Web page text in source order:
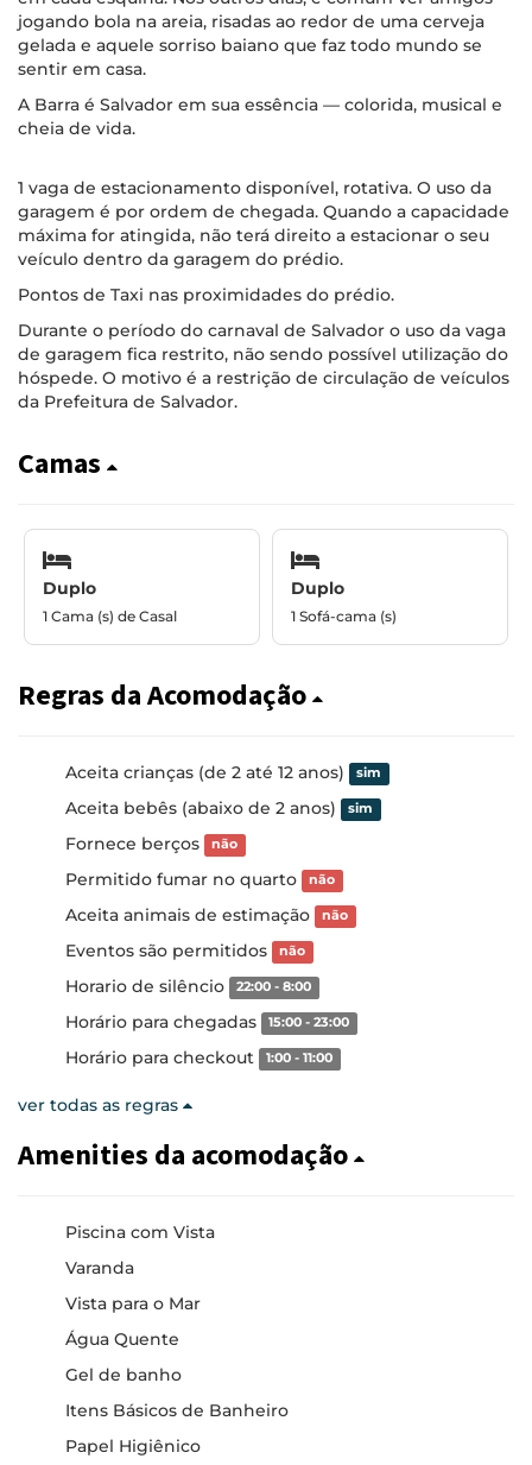
jogando bola na areia, risadas ao redor de uma cerveja
gelada e aquele sorriso baiano que faz todo mundo se
sentir em casa.
A Barra é Salvador em sua essência — colorida, musical e
cheia de vida.
1 vaga de estacionamento disponível, rotativa. O uso da
garagem é por ordem de chegada. Quando a capacidade
máxima for atingida, não terá direito a estacionar o seu
veículo dentro da garagem do prédio.
Pontos de Taxi nas proximidades do prédio.
Durante o período do carnaval de Salvador o uso da vaga
de garagem fica restrito, não sendo possível utilização do
hóspede. O motivo é a restrição de circulação de veículos
da Prefeitura de Salvador.
Camas
Duplo
1 Cama (s) de Casal
Duplo
1 Sofá-cama (s)
Regras da Acomodação
Aceita crianças (de 2 até 12 anos) sim
Aceita bebês (abaixo de 2 anos) sim
Fornece berços não
Permitido fumar no quarto não
Aceita animais de estimação não
Eventos são permitidos não
Horario de silêncio 22:00 - 8:00
Horário para chegadas 15:00 - 23:00
Horário para checkout 1:00 - 11:00
ver todas as regras
Amenities da acomodação
Piscina com Vista
Varanda
Vista para o Mar
Água Quente
Gel de banho
Itens Básicos de Banheiro
Papel Higiênico